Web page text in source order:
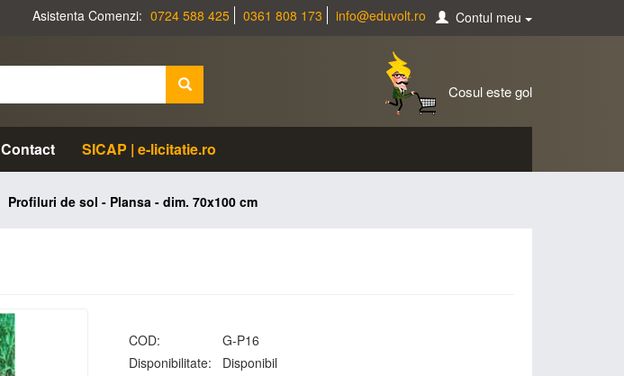
Asistenta Comenzi: 0724 588 425 0361 808 173 info@eduvolt.ro Contul meu
Cosul este gol
Contact SICAP | e-licitatie.ro
Profiluri de sol - Plansa - dim. 70x100 cm
COD:
G-P16
Disponibilitate:
Disponibil